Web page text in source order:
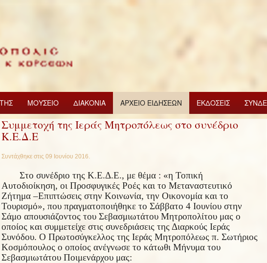
ΜΟΥΣΕΙΟ ΔΙΑΚΟΝΙΑ ΑΡΧΕΙΟ ΕΙΔΗΣΕΩΝ ΕΚΔΟΣΕΙΣ
Συμμετοχή της Ιεράς Μητροπόλεως στο συνέδριο
Κ.Ε.Δ.Ε
Συντάχθηκε στις 09 Ιουνίου 2016.
Στο συνέδριο της Κ.Ε.Δ.Ε., με θέμα : «η Τοπική
Αυτοδιοίκηση, οι Προσφυγικές Ροές και το Μεταναστευτικό
Ζήτημα –Επιπτώσεις στην Κοινωνία, την Οικονομία και το
Τουρισμό», που πραγματοποιήθηκε το Σάββατο 4 Ιουνίου στην
Σάμο απουσιάζοντος του Σεβασμιωτάτου Μητροπολίτου μας ο
οποίος και συμμετείχε στις συνεδριάσεις της Διαρκούς Ιεράς
Συνόδου. Ο Πρωτοσύγκελλος της Ιεράς Μητροπόλεως π. Σωτήριος
Κοσμόπουλος ο οποίος ανέγνωσε το κάτωθι Μήνυμα του
Σεβασμιωτάτου Ποιμενάρχου μας: